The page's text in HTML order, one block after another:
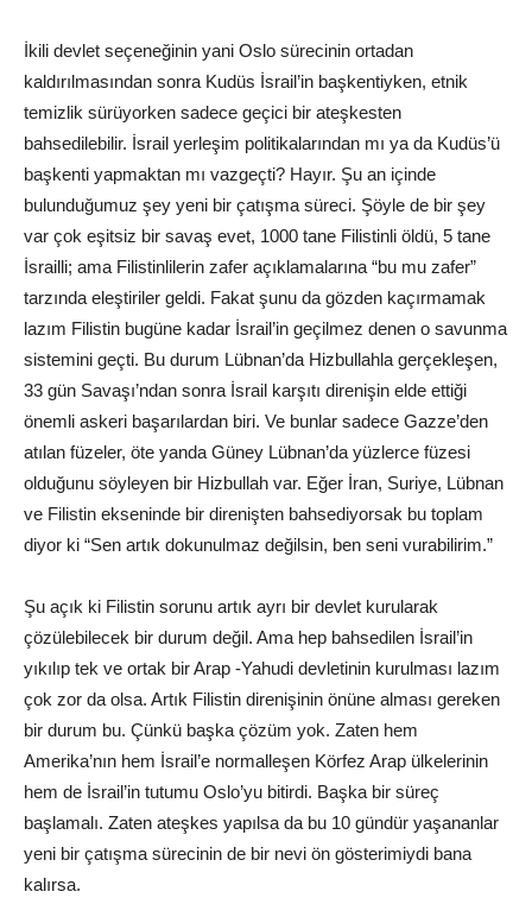
İkili devlet seçeneğinin yani Oslo sürecinin ortadan
kaldırılmasından sonra Kudüs İsrail’in başkentiyken, etnik
temizlik sürüyorken sadece geçici bir ateşkesten
bahsedilebilir. İsrail yerleşim politikalarından mı ya da Kudüs’ü
başkenti yapmaktan mı vazgeçti? Hayır. Şu an içinde
bulunduğumuz şey yeni bir çatışma süreci. Şöyle de bir şey
var çok eşitsiz bir savaş evet, 1000 tane Filistinli öldü, 5 tane
İsrailli; ama Filistinlilerin zafer açıklamalarına “bu mu zafer”
tarzında eleştiriler geldi. Fakat şunu da gözden kaçırmamak
lazım Filistin bugüne kadar İsrail’in geçilmez denen o savunma
sistemini geçti. Bu durum Lübnan’da Hizbullahla gerçekleşen,
33 gün Savaşı’ndan sonra İsrail karşıtı direnişin elde ettiği
önemli askeri başarılardan biri. Ve bunlar sadece Gazze’den
atılan füzeler, öte yanda Güney Lübnan’da yüzlerce füzesi
olduğunu söyleyen bir Hizbullah var. Eğer İran, Suriye, Lübnan
ve Filistin ekseninde bir direnişten bahsediyorsak bu toplam
diyor ki “Sen artık dokunulmaz değilsin, ben seni vurabilirim.”
Şu açık ki Filistin sorunu artık ayrı bir devlet kurularak
çözülebilecek bir durum değil. Ama hep bahsedilen İsrail’in
yıkılıp tek ve ortak bir Arap -Yahudi devletinin kurulması lazım
çok zor da olsa. Artık Filistin direnişinin önüne alması gereken
bir durum bu. Çünkü başka çözüm yok. Zaten hem
Amerika’nın hem İsrail’e normalleşen Körfez Arap ülkelerinin
hem de İsrail’in tutumu Oslo’yu bitirdi. Başka bir süreç
başlamalı. Zaten ateşkes yapılsa da bu 10 gündür yaşananlar
yeni bir çatışma sürecinin de bir nevi ön gösterimiydi bana
kalırsa.